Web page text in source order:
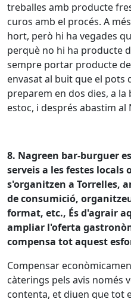
treballes amb producte
curos amb el procés. A
hort, però hi ha vegades
perquè no hi ha producte
sempre portar producte
envasat al buit que el pots
preparem en dos dies, a la
estoc, i després abastim al
8. Nagreen bar-burguer
serveis a les festes locals
s'organitzen a Torrelles,
de consumició,
format, etc., És d'agrair
ampliar l'oferta
compensa tot aquest
Compensar
càterings pels avis només
contenta, et diuen que tot